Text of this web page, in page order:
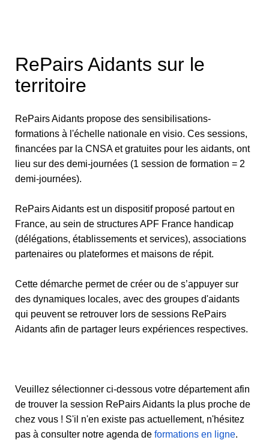
RePairs Aidants sur le
territoire
RePairs Aidants propose des sensibilisations-
formations à l'échelle nationale en visio. Ces sessions,
financées par la CNSA et gratuites pour les aidants, ont
lieu sur des demi-journées (1 session de formation = 2
demi-journées).
RePairs Aidants est un dispositif proposé partout en
France, au sein de structures APF France handicap
(délégations, établissements et services), associations
partenaires ou plateformes et maisons de répit.
Cette démarche permet de créer ou de s’appuyer sur
des dynamiques locales, avec des groupes d'aidants
qui peuvent se retrouver lors de sessions RePairs
Aidants afin de partager leurs expériences respectives.
Veuillez sélectionner ci-dessous votre département afin
de trouver la session RePairs Aidants la plus proche de
chez vous ! S'il n'en existe pas actuellement, n'hésitez
pas à consulter notre agenda de formations en ligne.